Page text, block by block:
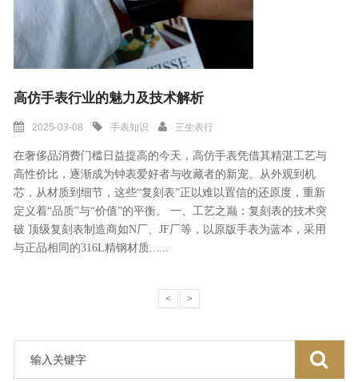
高仿手表行业的魅力及技术解析
2025-03-08 手表知识 三生表行
在奢侈品消费门槛日益提高的今天，高仿手表凭借其精湛工艺与
高性价比，逐渐成为钟表爱好者与收藏者的新宠。从外观到机
芯，从材质到细节，这些“复刻表”正以难以置信的还原度，重新
定义着“品质”与“价值”的平衡。 一、工艺之巅：复刻表的技术突
破 顶级复刻表制造商如N厂、JF厂等，以原版手表为蓝本，采用
与正品相同的316L精钢材质......
< >